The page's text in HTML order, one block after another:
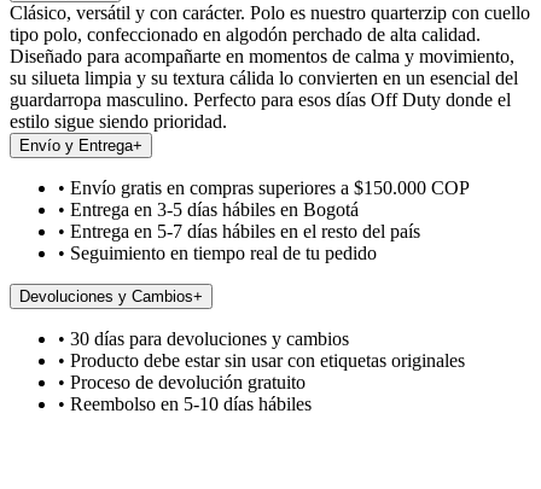
Clásico, versátil y con carácter. Polo es nuestro quarterzip con cuello
tipo polo, confeccionado en algodón perchado de alta calidad.
Diseñado para acompañarte en momentos de calma y movimiento,
su silueta limpia y su textura cálida lo convierten en un esencial del
guardarropa masculino. Perfecto para esos días Off Duty donde el
estilo sigue siendo prioridad.
Envío y Entrega+
• Envío gratis en compras superiores a $150.000 COP
• Entrega en 3-5 días hábiles en Bogotá
• Entrega en 5-7 días hábiles en el resto del país
• Seguimiento en tiempo real de tu pedido
Devoluciones y Cambios+
• 30 días para devoluciones y cambios
• Producto debe estar sin usar con etiquetas originales
• Proceso de devolución gratuito
• Reembolso en 5-10 días hábiles